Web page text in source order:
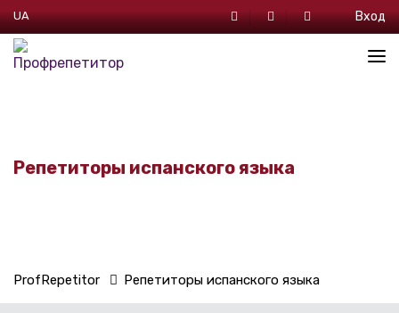
UA Вход
Репетиторы испанского языка
ProfRepetitor Репетиторы испанского языка